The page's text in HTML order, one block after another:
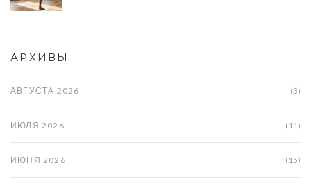
АРХИВЫ
АВГУСТА 2026 (3)
ИЮЛЯ 2026 (11)
ИЮНЯ 2026 (15)